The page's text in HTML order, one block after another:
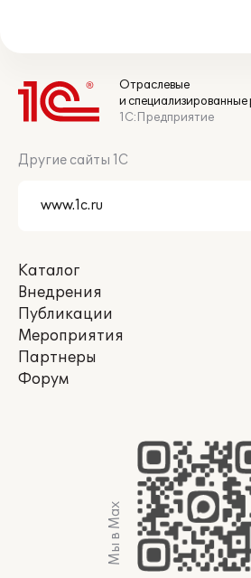
Отраслевые
и
1С:Предприятие
Другие сайты 1С
Каталог
Внедрения
Публикации
Мероприятия
Партнеры
Форум
Мы в Max